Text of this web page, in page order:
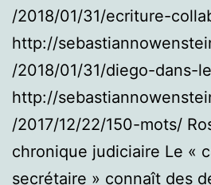
/2018/01/31/ecriture-
http://
/2018/01/31/diego-dans-
http://
/2017/12/22/150-mots/
chronique judiciaire Le «
secrétaire » connaît des